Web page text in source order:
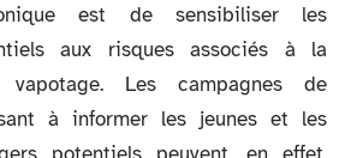
est de sensibiliser les
aux risques associés à la
Les campagnes de
à informer les jeunes et les